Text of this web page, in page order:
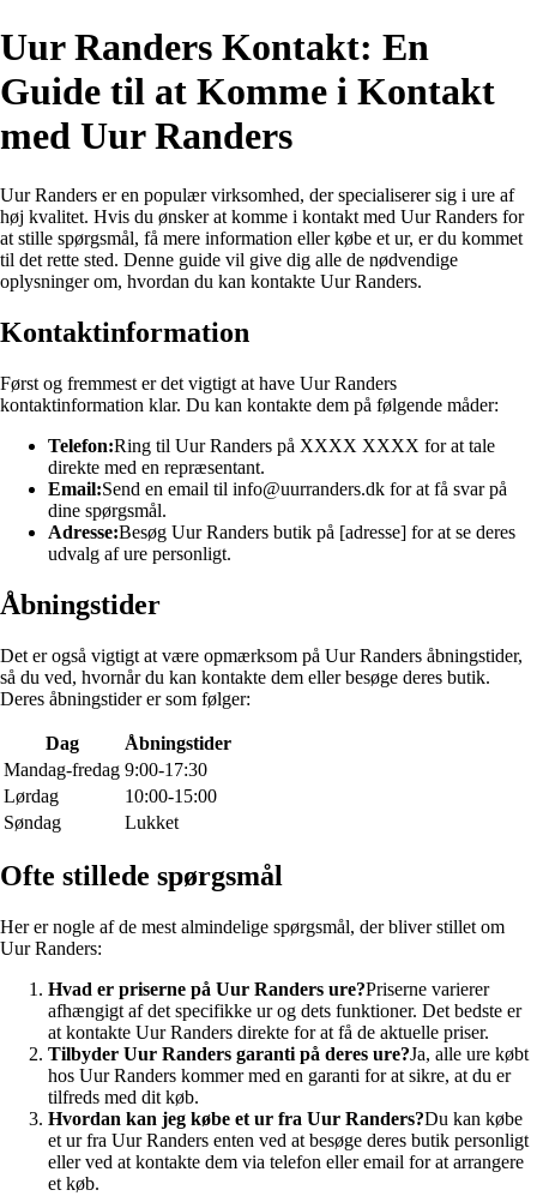
Uur Randers Kontakt: En
Guide til at Komme i Kontakt
med Uur Randers
Uur Randers er en populær virksomhed, der specialiserer sig i ure af
høj kvalitet. Hvis du ønsker at komme i kontakt med Uur Randers for
at stille spørgsmål, få mere information eller købe et ur, er du kommet
til det rette sted. Denne guide vil give dig alle de nødvendige
oplysninger om, hvordan du kan kontakte Uur Randers.
Kontaktinformation
Først og fremmest er det vigtigt at have Uur Randers
kontaktinformation klar. Du kan kontakte dem på følgende måder:
Telefon:Ring til Uur Randers på XXXX XXXX for at tale
direkte med en repræsentant.
Email:Send en email til info@uurranders.dk for at få svar på
dine spørgsmål.
Adresse:Besøg Uur Randers butik på [adresse] for at se deres
udvalg af ure personligt.
Åbningstider
Det er også vigtigt at være opmærksom på Uur Randers åbningstider,
så du ved, hvornår du kan kontakte dem eller besøge deres butik.
Deres åbningstider er som følger:
Dag
Åbningstider
Mandag-fredag 9:00-17:30
Lørdag
10:00-15:00
Søndag
Lukket
Ofte stillede spørgsmål
Her er nogle af de mest almindelige spørgsmål, der bliver stillet om
Uur Randers:
Hvad er priserne på Uur Randers ure?Priserne varierer
afhængigt af det specifikke ur og dets funktioner. Det bedste er
at kontakte Uur Randers direkte for at få de aktuelle priser.
Tilbyder Uur Randers garanti på deres ure?Ja, alle ure købt
hos Uur Randers kommer med en garanti for at sikre, at du er
tilfreds med dit køb.
Hvordan kan jeg købe et ur fra Uur Randers?Du kan købe
et ur fra Uur Randers enten ved at besøge deres butik personligt
eller ved at kontakte dem via telefon eller email for at arrangere
et køb.